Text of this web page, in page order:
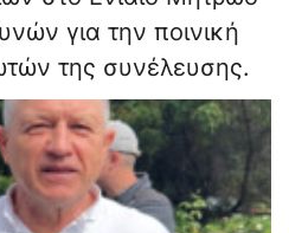
για την ποινική
της συνέλευσης.